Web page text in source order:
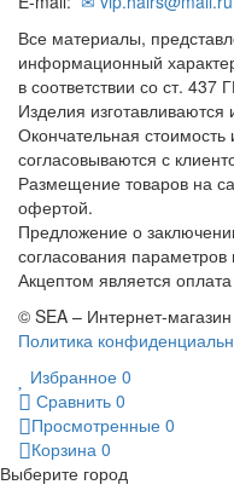
Все материалы,
информационный
в соответствии со ст. 437
Изделия
Окончательная стоимость
согласовываются с
Размещение товаров на
офертой.
Предложение о
согласования
Акцептом является
© SEA – Интернет-
Политика
Избранное 0
Сравнить 0
Просмотренные 0
Корзина 0
Выберите город